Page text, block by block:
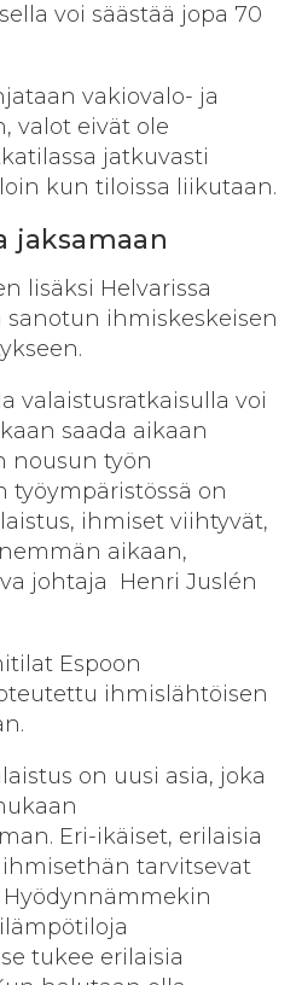
voi säästää jopa 70
vakiovalo- ja
valot eivät ole
jatkuvasti
kun tiloissa liikutaan.
jaksamaan
lisäksi Helvarissa
ihmiskeskeisen
valaistusratkaisulla voi
saada aikaan
nousun työn
työympäristössä on
ihmiset viihtyvät,
aikaan,
johtaja Henri Juslén
Espoon
ihmislähtöisen
on uusi asia, joka
Eri-ikäiset, erilaisia
tarvitsevat
Hyödynnämmekin
tukee erilaisia